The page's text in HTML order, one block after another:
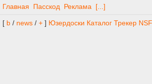
Главная Пасскод Реклама [...]
[ b / news / + ] Юзердоски Каталог Трекер